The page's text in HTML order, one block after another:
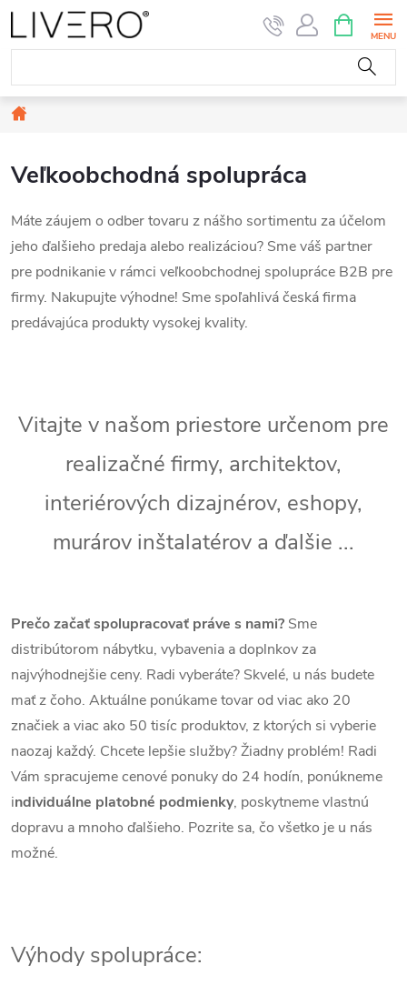
Prejsť
na
obsah
KOŠÍK
Veľkoobchodná spolupráca
Máte záujem o odber tovaru z nášho sortimentu za účelom
jeho ďalšieho predaja alebo realizáciou? Sme váš partner
pre podnikanie v rámci veľkoobchodnej spolupráce B2B pre
firmy. Nakupujte výhodne! Sme spoľahlivá česká firma
predávajúca produkty vysokej kvality.
Vitajte v našom priestore určenom pre
realizačné firmy, architektov,
interiérových dizajnérov, eshopy,
murárov inštalatérov a ďalšie ...
Prečo začať spolupracovať práve s nami? Sme
distribútorom nábytku, vybavenia a doplnkov za
najvýhodnejšie ceny. Radi vyberáte? Skvelé, u nás budete
mať z čoho. Aktuálne ponúkame tovar od viac ako 20
značiek a viac ako 50 tisíc produktov, z ktorých si vyberie
naozaj každý. Chcete lepšie služby? Žiadny problém! Radi
Vám spracujeme cenové ponuky do 24 hodín, ponúkneme
individuálne platobné podmienky, poskytneme vlastnú
dopravu a mnoho ďalšieho. Pozrite sa, čo všetko je u nás
možné.
Výhody spolupráce: